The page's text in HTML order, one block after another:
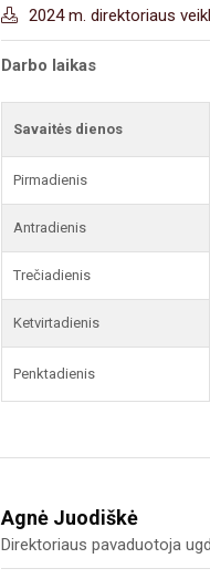
2024 m. direktoriaus
Darbo laikas
Savaitės dienos
Pirmadienis
Antradienis
Trečiadienis
Ketvirtadienis
Penktadienis
Agnė Juodiškė
Direktoriaus pavaduotoja